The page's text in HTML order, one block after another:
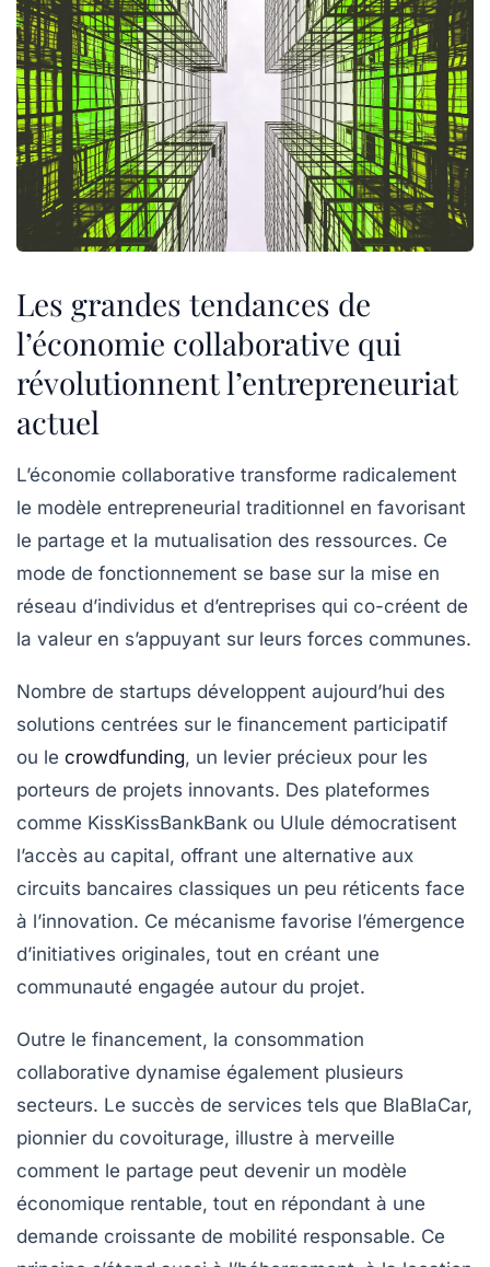
Les grandes tendances de
l’économie collaborative qui
révolutionnent l’entrepreneuriat
actuel
L’économie collaborative transforme radicalement
le modèle entrepreneurial traditionnel en favorisant
le partage et la mutualisation des ressources. Ce
mode de fonctionnement se base sur la mise en
réseau d’individus et d’entreprises qui co-créent de
la valeur en s’appuyant sur leurs forces communes.
Nombre de startups développent aujourd’hui des
solutions centrées sur le financement participatif
ou le crowdfunding, un levier précieux pour les
porteurs de projets innovants. Des plateformes
comme KissKissBankBank ou Ulule démocratisent
l’accès au capital, offrant une alternative aux
circuits bancaires classiques un peu réticents face
à l’innovation. Ce mécanisme favorise l’émergence
d’initiatives originales, tout en créant une
communauté engagée autour du projet.
Outre le financement, la consommation
collaborative dynamise également plusieurs
secteurs. Le succès de services tels que BlaBlaCar,
pionnier du covoiturage, illustre à merveille
comment le partage peut devenir un modèle
économique rentable, tout en répondant à une
demande croissante de mobilité responsable. Ce